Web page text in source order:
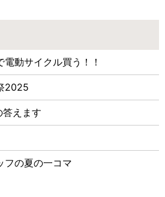
動サイクル買う！！
2025
えます
フの夏の一コマ